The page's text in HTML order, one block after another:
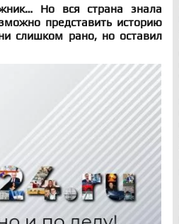
Но вся страна знала
представить историю
слишком рано, но оставил